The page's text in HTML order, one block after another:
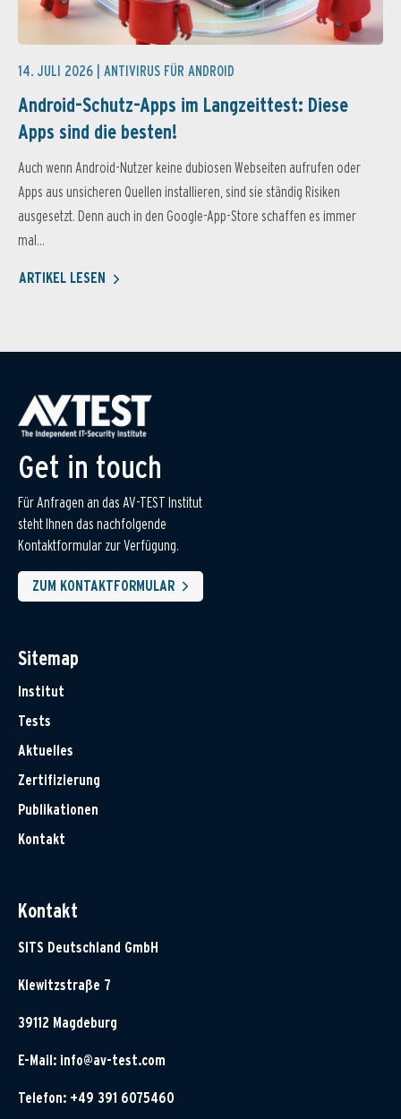
14. JULI 2026 | ANTIVIRUS FÜR ANDROID
Android-Schutz-Apps im Langzeittest: Diese
Apps sind die besten!
Auch wenn Android-Nutzer keine dubiosen Webseiten aufrufen oder
Apps aus unsicheren Quellen installieren, sind sie ständig Risiken
ausgesetzt. Denn auch in den Google-App-Store schaffen es immer
mal...
ARTIKEL LESEN
Get in touch
Für Anfragen an das AV-TEST Institut
steht Ihnen das nachfolgende
Kontaktformular zur Verfügung.
ZUM KONTAKTFORMULAR
Sitemap
Institut
Tests
Aktuelles
Zertifizierung
Publikationen
Kontakt
Kontakt
SITS Deutschland GmbH
Klewitzstraße 7
39112 Magdeburg
E-Mail: info@av-test.com
Telefon: +49 391 6075460